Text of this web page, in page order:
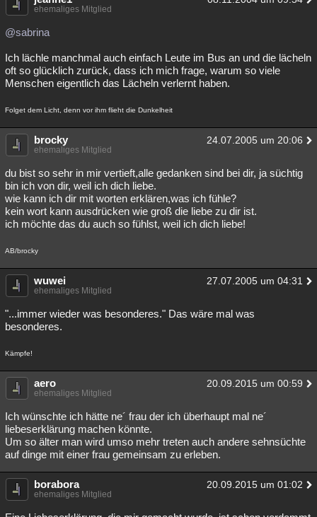
ehemaliges Mitglied
@sabrina
Ich lächle manchmal auch einfach Leute im Bus an und die lächeln
oft so glücklich zurück, dass ich mich frage, warum so viele
Menschen eigentlich das Lächeln verlernt haben.
Folget dem Licht, denn vor ihm flieht die Dunkelheit
brocky 24.07.2005 um 20:06
ehemaliges Mitglied
du bist so sehr in mir vertieft,alle gedanken sind bei dir, ja süchtig
bin ich von dir, weil ich dich liebe.
wie kann ich dir mit worten erklären,was ich fühle?
kein wort kann ausdrücken wie groß die liebe zu dir ist.
ich möchte das du auch so fühlst, weil ich dich liebe!
AB/brocky
wuwei 27.07.2005 um 04:31
ehemaliges Mitglied
"...immer wieder was besonderes." Das wäre mal was
besonderes.
Kämpfe!
aero 20.09.2015 um 00:59
ehemaliges Mitglied
Ich wünschte ich hätte ne´ frau der ich überhaupt mal ne´
liebeserklärung machen könnte.
Um so älter man wird umso mehr treten auch andere sehnsüchte
auf dinge mit einer frau gemeinsam zu erleben.
borabora 20.09.2015 um 01:02
ehemaliges Mitglied